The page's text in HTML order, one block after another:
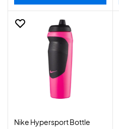
Nike Hypersport Bottle